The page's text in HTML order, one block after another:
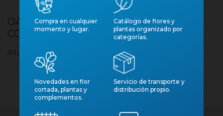
OASIS ACB TISORES PODAR FULLA
CORBADA 18 CM
Alta calidad
Compra en cualquier
momento y lugar.
Catálogo de flores y
plantas organizado por
categorías.
Novedades en flor
cortada, plantas y
complementos.
Servicio de transporte y
distribución propio.